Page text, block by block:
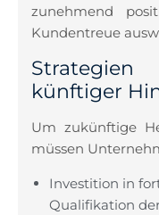
zunehmend
Kundentreue
künftiger
Um zukünftige
müssen
Investition in
Qualifikation